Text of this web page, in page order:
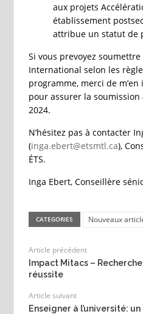
aux projets
établissement
attribue un statut de
Si vous prevoyez
International selon les
programme, merci de
pour assurer la
2024.
N’hésitez pas à contacter
(inga.ebert@etsmtl.ca),
ÉTS.
Inga Ebert, Conseillère
CATEGORIES Nouveaux
Article précédent
Impact Mitacs –
réussite
Article suivant
Enseigner à l’université: